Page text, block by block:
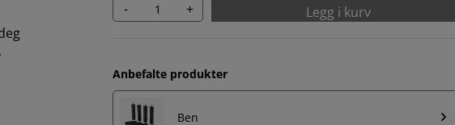
- + Legg i kurv
Anbefalte produkter
Ben